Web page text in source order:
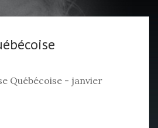
Québécoise - janvier